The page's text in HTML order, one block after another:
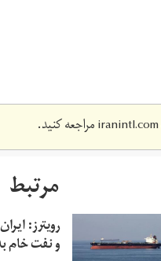
iranintl.comمراجعه کنید.
مرتبط
رویترز:
و نفت خام